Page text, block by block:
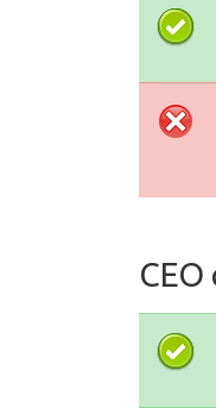
СЕО